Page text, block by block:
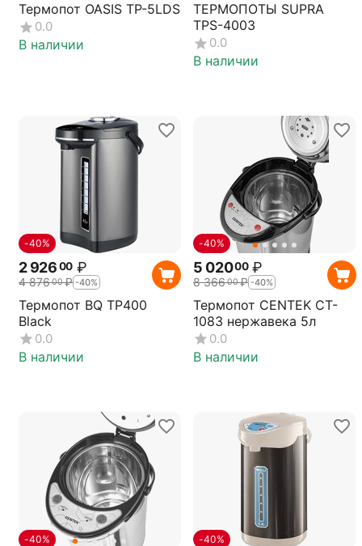
Термопот OASIS TP-5LDS
0.0
В наличии
ТЕРМОПОТЫ SUPRA
TPS-4003
0.0
В наличии
-40%
2 92600 ₽
4 87600₽ -40%
Термопот BQ TP400
Black
0.0
В наличии
-40%
5 02000 ₽
8 36600₽ -40%
Термопот CENTEK CT-
1083 нержавека 5л
0.0
В наличии
-40% -40%